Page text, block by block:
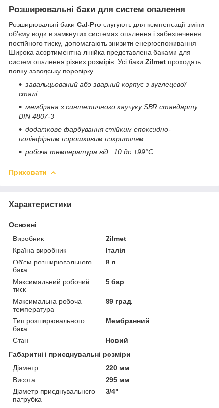
Розширювальні баки для систем опалення
Розширювальні баки Cal-Pro слугують для компенсації зміни
об'єму води в замкнутих системах опалення і забезпечення
постійного тиску, допомагають знизити енергоспоживання.
Широка асортиментна лінійка представлена баками для
систем опалення різних розмірів. Усі баки Zilmet проходять
повну заводську перевірку.
завальцьований або зварний корпус з вуглецевої
сталі
мембрана з синтетичного каучуку SBR стандарту
DIN 4807-3
додаткове фарбування стійким епоксидно-
поліефірним порошковим покриттям
робоча температура від −10 до +99°С
Приховати
Характеристики
Основні
Виробник
Zilmet
Країна виробник
Італія
Об'єм розширювального
бака
8 л
Максимальний робочий
тиск
5 бар
Максимальна робоча
температура
99 град.
Тип розширювального
бака
Мембранний
Стан
Новий
Габаритні і приєднувальні розміри
Діаметр
220 мм
Висота
295 мм
Діаметр приєднувального
патрубка
3/4"